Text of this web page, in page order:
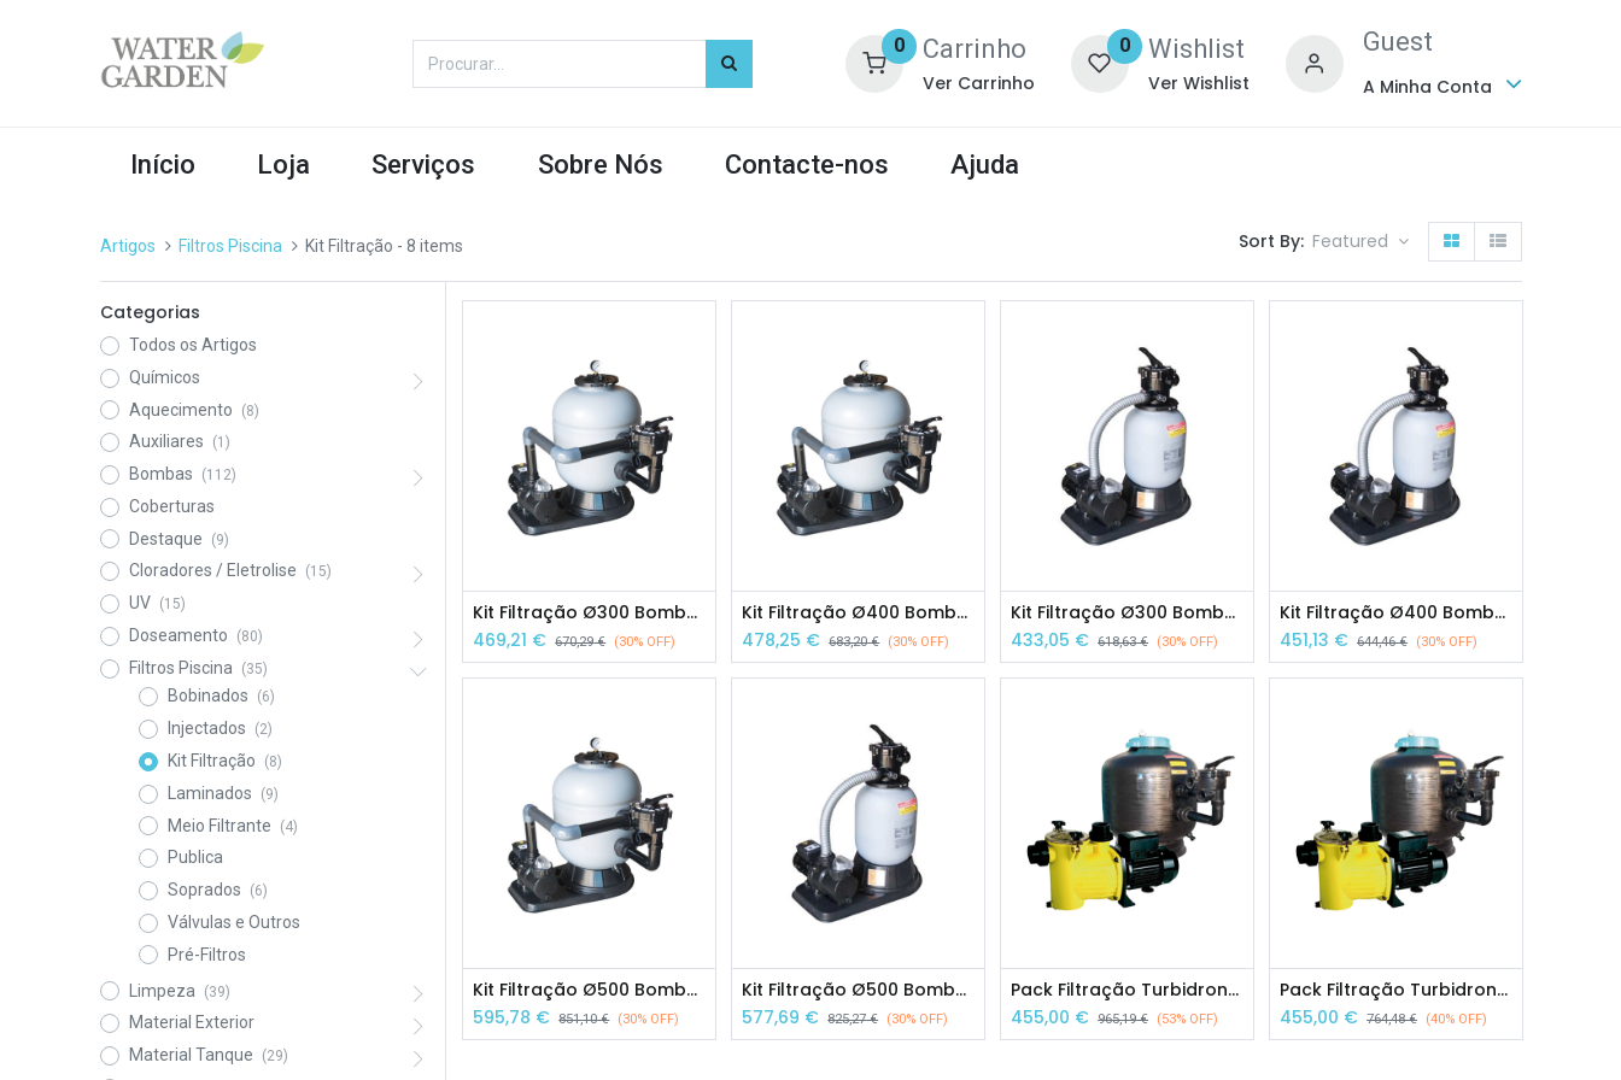
0 Carrinho
Ver Carrinho
0 Wishlist
Ver Wishlist
Guest
A Minha Conta
Início Loja Serviços Sobre Nós Contacte-nos Ajuda
Artigos Filtros Piscina Kit Filtração - 8 items Sort By: Featured
Categorias
Todos os Artigos
Químicos
Aquecimento
(8)
Auxiliares (1)
Bombas (112)
Coberturas
Destaque
(9)
Cloradores / Eletrolise (15)
UV (15)
Doseamento (80)
Filtros Piscina (35)
Bobinados (6)
Injectados (2)
Kit Filtração (8)
Laminados (9)
Meio Filtrante (4)
Publica
Soprados
(6)
Válvulas e Outros
Pré-Filtros
Limpeza
(39)
Material Exterior
Material Tanque
(29)
Kit Filtração Ø300 Bomba 1/2 HP Micro
469,21 € 670,29€ (30% OFF)
Kit Filtração Ø400 Bomba 1/2 HP Micro
478,25 € 683,20€ (30% OFF)
Kit Filtração Ø300 Bomba 1/2 HP Micro Top
433,05 € 618,63€ (30% OFF)
Kit Filtração Ø400 Bomba 1/2 HP Micro Top
451,13 € 644,46€ (30% OFF)
Kit Filtração Ø500 Bomba 1/2 HP Mini
595,78 € 851,10€ (30% OFF)
Kit Filtração Ø500 Bomba 1/2 HP Mini Top
577,69 € 825,27€ (30% OFF)
Pack Filtração Turbidron 500 + Domus 33
455,00 € 965,19€ (53% OFF)
Pack Filtração Turbidron 630 + Domus 50
455,00 € 764,48€ (40% OFF)